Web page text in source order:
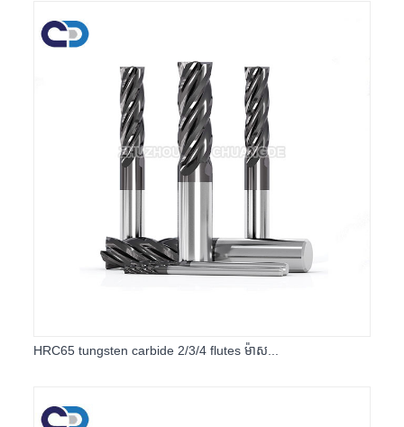
HRC65 tungsten carbide 2/3/4 flutes ម៉ាស...